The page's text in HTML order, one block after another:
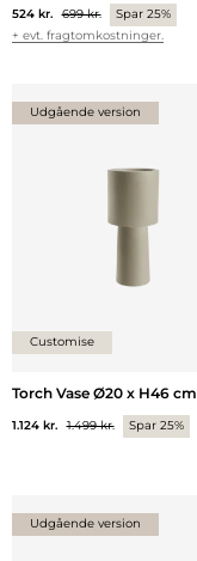
524 kr. 699 kr.
Spar 25%
+ evt. fragtomkostninger.
Udgående version
Customise
Torch Vase Ø20 x H46 cm
1.124 kr. 1.499 kr. Spar 25%
Udgående version